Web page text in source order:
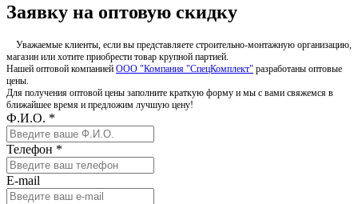
Заявку на оптовую скидку
Уважаемые клиенты, если вы представляете строительно-монтажную организацию,
магазин или хотите приобрести товар крупной партией.
Нашей оптовой компанией ООО "Компания "СпецКомплект" разработаны оптовые
цены.
Для получения оптовой цены заполните краткую форму и мы с вами свяжемся в
ближайшее время и предложим лучшую цену!
Ф.И.О. *
Телефон *
E-mail